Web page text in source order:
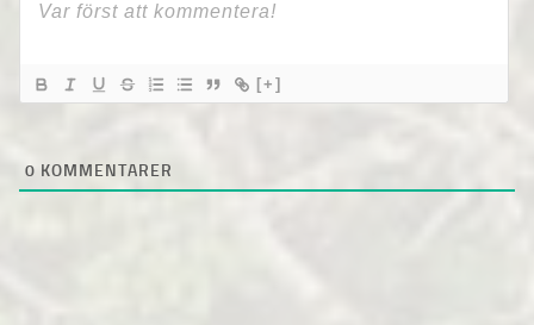
[+]
0 KOMMENTARER